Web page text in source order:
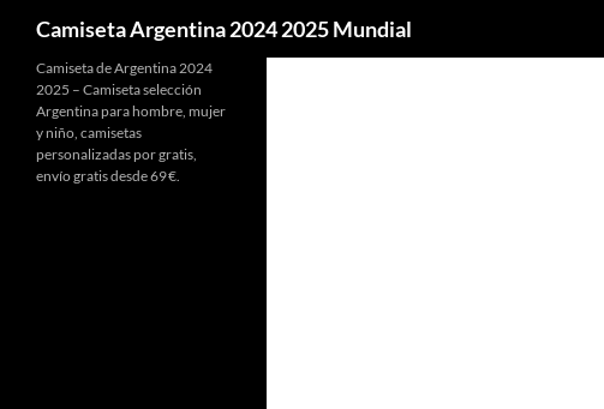
Camiseta Argentina 2024 2025 Mundial
Camiseta de Argentina 2024
2025 – Camiseta selección
Argentina para hombre, mujer
y niño, camisetas
personalizadas por gratis,
envío gratis desde 69 €.